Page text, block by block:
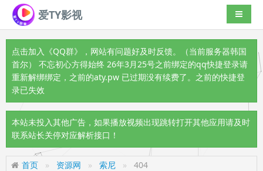
爱TY影视 导航切
点击加入《QQ群》
，网站有问题好及时反馈。（当前服务器韩国
首尔） 不忘初心方得始终 26年3月25号之前绑定的qq快捷登录请
重新解绑绑定，之前的aty.pw 已过期没有续费了。之前的快捷登
录已失效
本站未投入其他广告，如果播放视频出现跳转打开其他应用请及时
联系站长关停对应解析接口！
首页 资源网 索尼 404